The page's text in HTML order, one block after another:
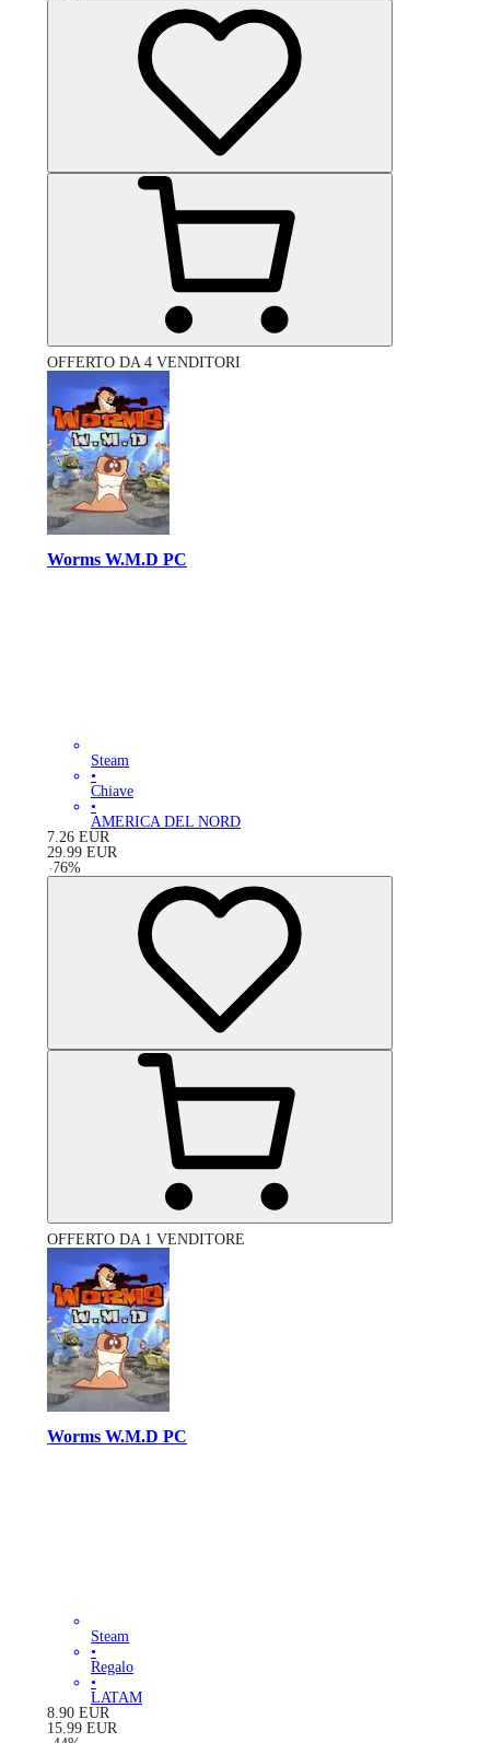
OFFERTO DA 4 VENDITORI
Worms W.M.D PC
Steam
•
Chiave
•
AMERICA DEL NORD
7.26 EUR
29.99 EUR
-76%
OFFERTO DA 1 VENDITORE
Worms W.M.D PC
Steam
•
Regalo
•
LATAM
8.90 EUR
15.99 EUR